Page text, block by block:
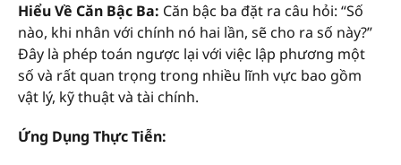
Hiểu Về Căn Bậc Ba: Căn bậc ba đặt ra câu hỏi: “Số
nào, khi nhân với chính nó hai lần, sẽ cho ra số này?”
Đây là phép toán ngược lại với việc lập phương một
số và rất quan trọng trong nhiều lĩnh vực bao gồm
vật lý, kỹ thuật và tài chính.
Ứng Dụng Thực Tiễn: